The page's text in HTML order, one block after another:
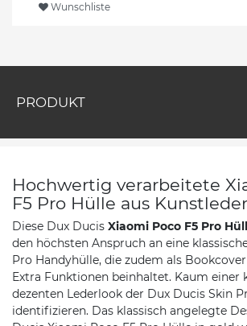
Wunschliste
PRODUKT
Hochwertig verarbeitete
F5 Pro Hülle aus
Diese Dux Ducis Xiaomi Poco F5 Pro
den höchsten Anspruch an eine
Pro Handyhülle, die zudem als
Extra Funktionen beinhaltet. Kaum einer
dezenten Lederlook der Dux Ducis Skin
identifizieren. Das klassisch angelegte